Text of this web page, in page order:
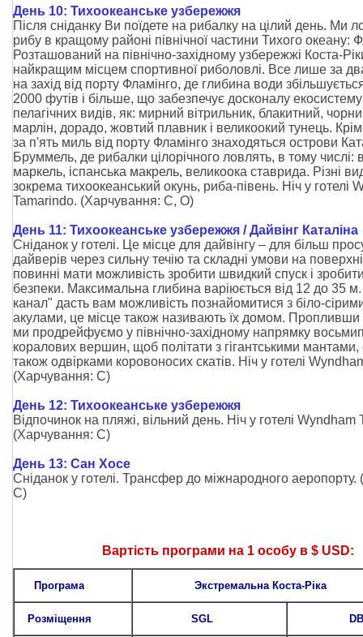
День 10: Тихоокеанське узбережжя
Після сніданку Ви поїдете на рибалку на цілий день. Ми
рибу в кращому районі північної частини Тихого океану:
Розташований на північно-західному узбережжі Коста-
найкращим місцем спортивної риболовлі. Все лише за
на захід від порту Фламінго, де глибина води
2000 футів і більше, що забезпечує досконалу
пелагічних видів, як: мирний вітрильник, блакитний,
марлін, дорадо, жовтий плавник і великоокий тунець. Крім
за п'ять миль від порту Фламінго знаходяться острови
Бруммель, де рибалки цілорічного ловлять, в тому числі:
маркель, іспанська макрель, великоока ставрида. Різні
зокрема тихоокеанський окунь, риба-півень. Ніч у готелі
Tamarindo. (Харчування: С, О)
День 11: Тихоокеанське узбережжя / Дайвінг Каталіна
Сніданок у готелі. Це місце для дайвінгу – для більш
дайверів через сильну течію та складні умови на
повинні мати можливість зробити швидкий спуск і
безпеки. Максимальна глибина варіюється від 12 до 35
канал" дасть вам можливість познайомитися з біло-
акулами, це місце також називають їх домом. Пропливши
ми продрейфуємо у північно-західному напрямку
коралових вершин, щоб політати з гігантськими
також одвірками коровоносих скатів. Ніч у готелі
(Харчування: С)
День 12: Тихоокеанське узбережжя
Відпочинок на пляжі, вільний день. Ніч у готелі Wyndham
(Харчування: С)
День 13: Сан Хосе
Сніданок у готелі. Трансфер до міжнародного
С)
Вартість програми на 1 особу в $ USD:
Програма Экстремальна Коста-Ріка
Розміщення SGL